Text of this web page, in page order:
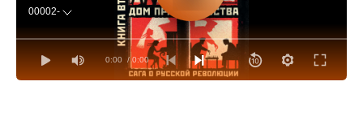
0:00 / 0:00
00002-
00003-
00004-